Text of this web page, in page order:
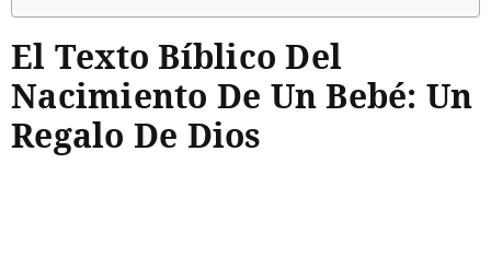
El Texto Bíblico Del
Nacimiento De Un Bebé: Un
Regalo De Dios